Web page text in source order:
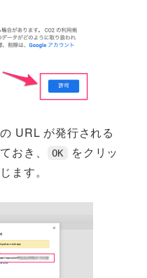
URL が発行される
おき、
OK
をクリッ
ます。